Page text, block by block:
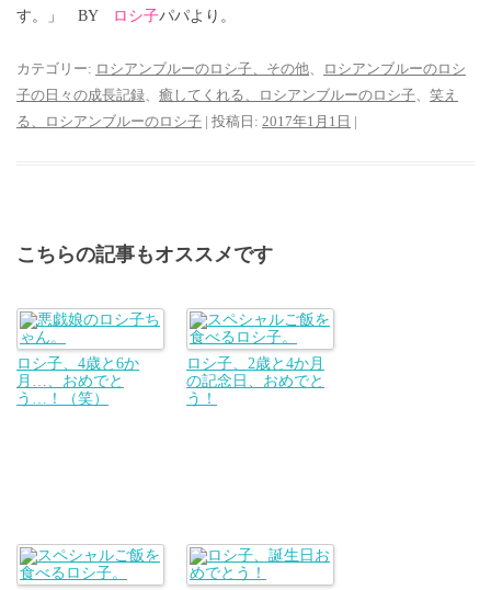
す。」 BY
ロシ子パパより。
カテゴリー: ロシアンブルーのロシ子、その他、
ロシアンブルーのロシ
子の日々の成長記録、 癒してくれる、ロシアンブルーのロシ子、 笑え
る、ロシアンブルーのロシ子 | 投稿日: 2017年1月1日 |
こちらの記事もオススメです
ロシ子、4歳と6か
月…、おめでと
う…！（笑）
ロシ子、2歳と4か月
の記念日、おめでと
う！